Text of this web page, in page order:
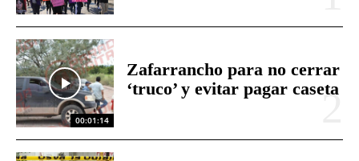
00:01:14
Zafarrancho para no cerrar
‘truco’ y evitar pagar caseta